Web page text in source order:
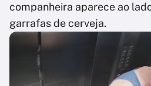
companheira aparece ao
garrafas de cerveja.